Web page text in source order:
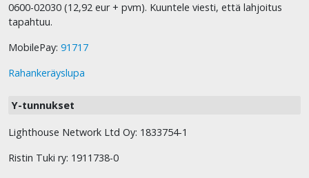
0600-02030 (12,92 eur + pvm). Kuuntele viesti, että lahjoitus
tapahtuu.
MobilePay: 91717
Rahankeräyslupa
Y-tunnukset
Lighthouse Network Ltd Oy: 1833754-1
Ristin Tuki ry: 1911738-0